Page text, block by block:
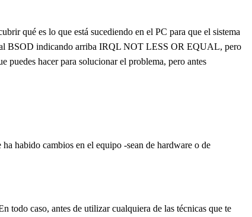
qué es lo que está sucediendo en el PC para que el sistema
BSOD indicando arriba IRQL NOT LESS OR EQUAL, pero
hacer para solucionar el problema, pero antes
habido cambios en el equipo -sean de hardware o de
todo caso, antes de utilizar cualquiera de las técnicas que te